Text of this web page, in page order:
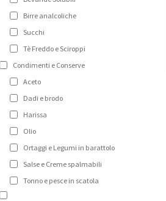
Semi e Erbe Ayurvediche
Palestinese
Birre analcoliche
Succhi
Tè Freddo e Sciroppi
Condimenti e Conserve
Aceto
Dadi e brodo
Harissa
Olio
Ortaggi e Legumi in barattolo
Salse e Creme spalmabili
Tonno e pesce in scatola